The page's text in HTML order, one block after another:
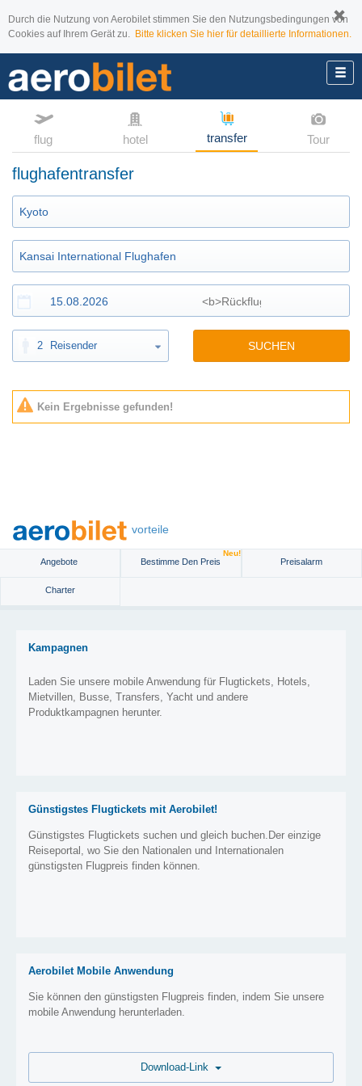
Durch die Nutzung von Aerobilet stimmen Sie den Nutzungsbedingungen von
Cookies auf Ihrem Gerät zu. Bitte klicken Sie hier für detaillierte Informationen.
flug hotel transfer Tour
flughafentransfer
2 Reisender SUCHEN
Kein Ergebnisse gefunden!
vorteile
Angebote Bestimme Den Preis
Neu!
Preisalarm
Charter
Kampagnen
Laden Sie unsere mobile Anwendung für Flugtickets, Hotels,
Mietvillen, Busse, Transfers, Yacht und andere
Produktkampagnen herunter.
Günstigstes Flugtickets mit Aerobilet!
Günstigstes Flugtickets suchen und gleich buchen.Der einzige
Reiseportal, wo Sie den Nationalen und Internationalen
günstigsten Flugpreis finden können.
Aerobilet Mobile Anwendung
Sie können den günstigsten Flugpreis finden, indem Sie unsere
mobile Anwendung herunterladen.